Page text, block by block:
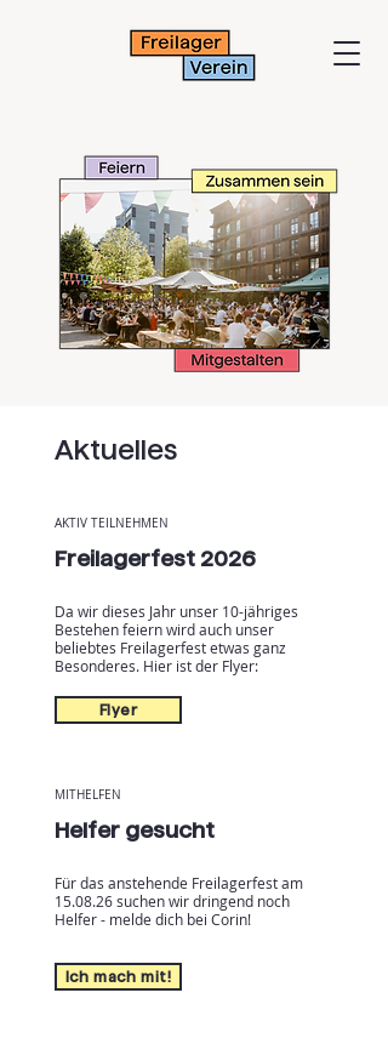
Aktuelles
Flyer
AKTIV TEILNEHMEN
Freilagerfest 2026
Da wir dieses Jahr unser 10-jähriges
Bestehen feiern wird auch unser
beliebtes Freilagerfest etwas ganz
Besonderes. Hier ist der Flyer:
MITHELFEN
Helfer gesucht
Für das anstehende Freilagerfest am
15.08.26 suchen wir dringend noch
Helfer - melde dich bei Corin!
Ich mach mit!